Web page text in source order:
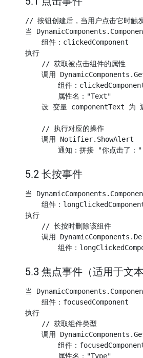
// 按钮创建后，当用户点击它时触
当
    组件：clickedComponent
执行
    // 获取被点击组件的属性
调用
组件：
        属性名："Text"
设 变量 componentText 为
    // 执行对应的操作
    调用 Notifier.ShowAlert
5.2 长按事件
当
组件：
执行
    // 长按时删除该组件
调用
5.3 焦点事件（适用于文
当
    组件：focusedComponent
执行
    // 获取组件类型
调用
组件：
        属性名："Type"